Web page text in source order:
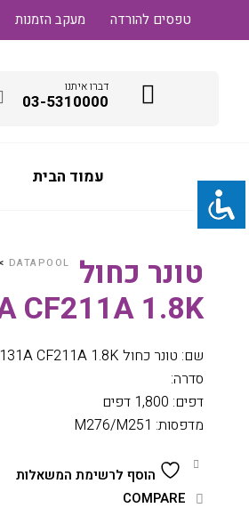
מעקב הזמנות טפסים להורדה
דברו איתנו
03-5310000
עמוד הבית
DATAPOOL
>
טונר כחול
CF211A 1.8K
שם: טונר כחול HP 131A CF211A 1.8K
סדרה:
דפים: 1,800 דפים
מדפסות: M276/M251
הוסף לרשימת המשאלות
COMPARE